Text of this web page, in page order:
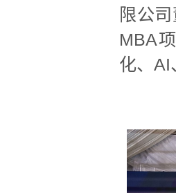
限公
MBA
化、AI